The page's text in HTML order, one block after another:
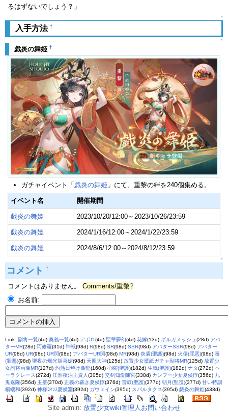
るはずないでしょう？」
↑
入手方法 †
↑
戯炎の舞姫 †
ガチャイベント「戯炎の舞姫 」にて、重黎の絆を240個集める。
イベント名 開催期間
戯炎の舞姫 2023/10/20/12:00～2023/10/26/23:59
戯炎の舞姫 2024/1/16/12:00～2024/1/22/23:59
戯炎の舞姫 2024/8/6/12:00～2024/8/12/23:59
↑
コメント †
コメントはありません。 Comments/重黎?
お名前:
Link: 副将一覧(4d) 奥義一覧(4d) アポロ(4d) 聖華夢幻(4d) 花嫁(13d) ギルガメッシュ (28d) アバ
ターMR(28d) 阿修羅(31d) 神衹(98d) R(98d) SR(98d) SSR(98d) アバターSSR(98d) アバター
UR(98d) UR(98d) UR閃(98d) アバターUR閃(98d) MR(98d) 炎盾(聖護)(98d) 火傷(罪悪)(98d) 毒
(罪悪)(98d) 聖夜の燭光胡喜媚(98d) 天照大神(125d) 放置少女壁紙ガチャ副将MR(125d) 放置少
女副将画像MR(127d) 灼熱日焼け孫堅(160d) 心曜(聖護)(182d) 生気(聖護)(182d) ナタ(272d) ヘ
ーラクレース(272d) 江淮夜泊王貴人 (305d) 交剣知愛陳宮(338d) カンフー少女夏侯惇(356d) 九
鬼嘉隆(356d) 玉壁(370d) 正義の裁き夏侯惇(376d) 雷鼓(聖護)(377d) 朝月(聖護)(377d) 甘い特訓
楊端和(392d) 神様ﾛﾏﾝｽ夏侯淵(392d) ガウェイン(395d) スパルタクス(395d) 戯炎の舞姫(438d)
Site admin: 放置少女wiki管理人お問い合わせ